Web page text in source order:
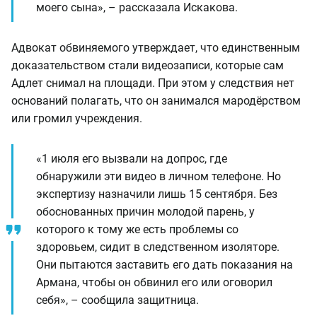
моего сына», – рассказала Искакова.
Адвокат обвиняемого утверждает, что единственным
доказательством стали видеозаписи, которые сам
Адлет снимал на площади. При этом у следствия нет
оснований полагать, что он занимался мародёрством
или громил учреждения.
«1 июля его вызвали на допрос, где
обнаружили эти видео в личном телефоне. Но
экспертизу назначили лишь 15 сентября. Без
обоснованных причин молодой парень, у
которого к тому же есть проблемы со
здоровьем, сидит в следственном изоляторе.
Они пытаются заставить его дать показания на
Армана, чтобы он обвинил его или оговорил
себя», – сообщила защитница.